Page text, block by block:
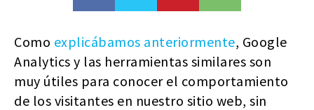
Como explicábamos anteriormente, Google
Analytics y las herramientas similares son
muy útiles para conocer el comportamiento
de los visitantes en nuestro sitio web, sin